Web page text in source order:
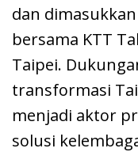
dan
bersama KTT
Taipei.
transformasi
menjadi aktor
solusi